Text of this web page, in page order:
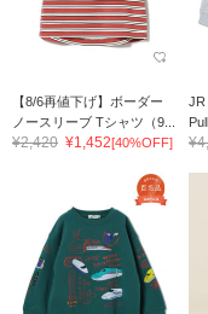
【8/6再値下げ】ボーダー
ノースリーブ Tシャツ（9...
¥2,420 ¥1,452[40%OFF]
JR